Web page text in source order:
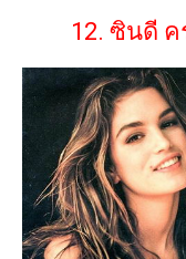
12. ซินดี ค